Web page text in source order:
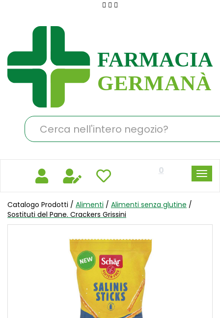
principale
Germanà
Cerca
Prodotto
0
Catalogo Prodotti / Alimenti / Alimenti senza glutine /
Sostituti del Pane. Crackers Grissini